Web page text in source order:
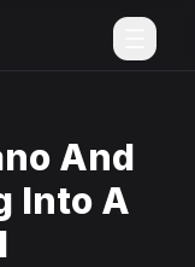
And
Into A